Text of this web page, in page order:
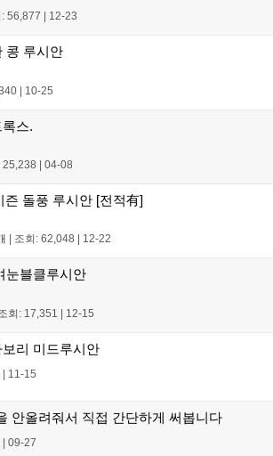
: 56,877 12-23
콩 루시안
| 10-25
스.
25,238 04-08
즌 돌풍 루시안 [전적有]
조회: 62,048 12-22
눈블클루시안
회: 17,351 | 12-15
리 미드루시안
| 11-15
안올려줘서 직접 간단하게 써봅니다
| 09-27